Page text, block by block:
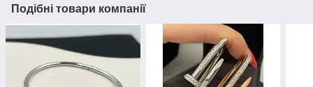
Подібні товари компанії